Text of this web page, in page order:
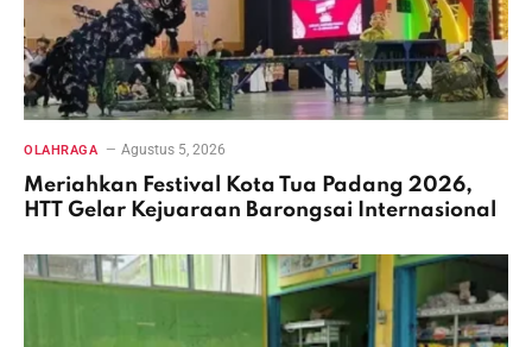
OLAHRAGA Agustus 5, 2026
Meriahkan Festival Kota Tua Padang 2026,
HTT Gelar Kejuaraan Barongsai Internasional